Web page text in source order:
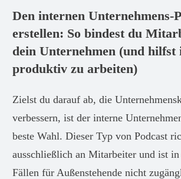
Den internen Unternehmens-
erstellen: So bindest du
dein Unternehmen (und hilfst
produktiv zu arbeiten)
Zielst du darauf ab, die
verbessern, ist der interne
beste Wahl. Dieser Typ von Podcast
ausschließlich an Mitarbeiter und ist in
Fällen für Außenstehende nicht